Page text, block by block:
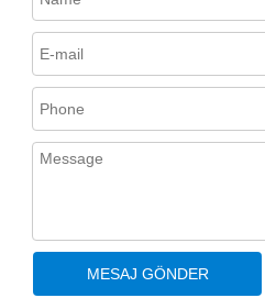
MESAJ GÖNDER